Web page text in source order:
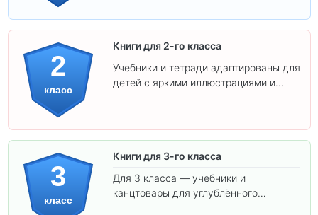
2
класс
Книги для 2-го класса
Учебники и тетради адаптированы для
детей с яркими иллюстрациями и
3
класс
Книги для 3-го класса
Для 3 класса — учебники и
канцтовары для углублённого